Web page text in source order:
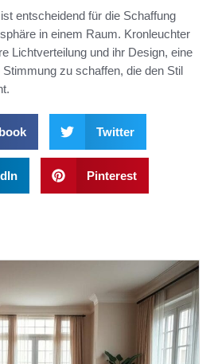
entscheidend für die Schaffung
in einem Raum. Kronleuchter
Lichtverteilung und ihr Design, eine
zu schaffen, die den Stil
Twitter
Pinterest